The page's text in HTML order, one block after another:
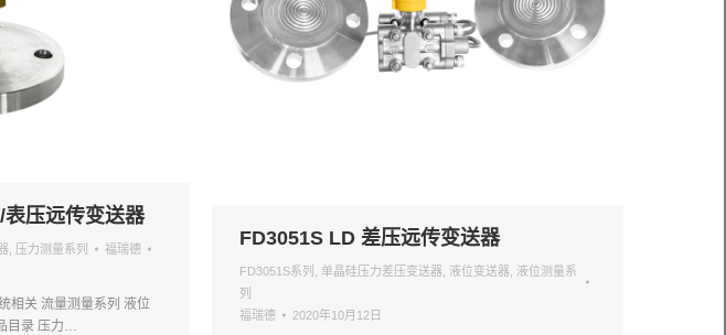
压远传变送器
压力测量系列
福瑞德
相关 流量测量系列 液位
目录 压力…
FD3051S LD 差压远传变送器
FD3051S系列 单晶硅压力差压变送器 液位变送器
液位测量系
列
福瑞德
2020年10月12日